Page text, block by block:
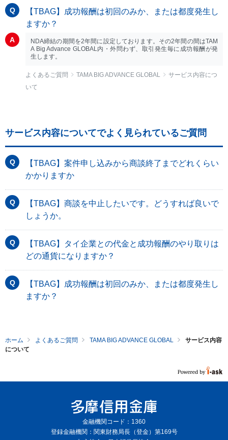
【TBAG】成功報酬は初回のみか、または都度発生し
ますか？
NDA締結の期間を2年間に設定しております。その2年間の間はTAM
A Big Advance GLOBAL内・外問わず、取引発生毎に成功報酬が発
生します。
よくあるご質問 TAMA BIG ADVANCE GLOBAL
サービス内容につ
いて
サービス内容についてでよく見られているご質問
【TBAG】案件申し込みから商談終了までどれくらい
かかりますか
【TBAG】商談を中止したいです。どうすれば良いで
しょうか。
【TBAG】タイ企業との代金と成功報酬のやり取りは
どの通貨になりますか？
【TBAG】成功報酬は初回のみか、または都度発生し
ますか？
ホーム よくあるご質問 TAMA BIG ADVANCE GLOBAL
サービス内容
について
金融機関コード：1360
登録金融機関：関東財務局長（登金）第169号